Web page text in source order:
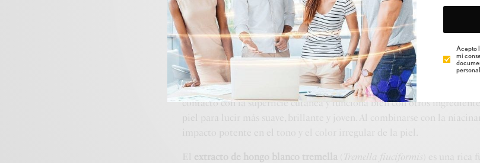
Acepto
mi
El hialuronato de sodio
proporciona ácido hialurónico en forma de sal
humectación), considerada aún más beneficiosa para los niveles de
hialurónico puro debido a su excelente capacidad para trabajar bien
de la piel.
Elglucósido de ascorbilo
es un derivado de la vitamina C que se
contacto con la superficie cutánea y funciona bien con otros
piel para lucir más suave, brillante y joven. Al combinarse con la
impacto potente en el tono y el color irregular de la piel.
extracto de hongo blanco tremella Tremella fiuciformis
) es una rica